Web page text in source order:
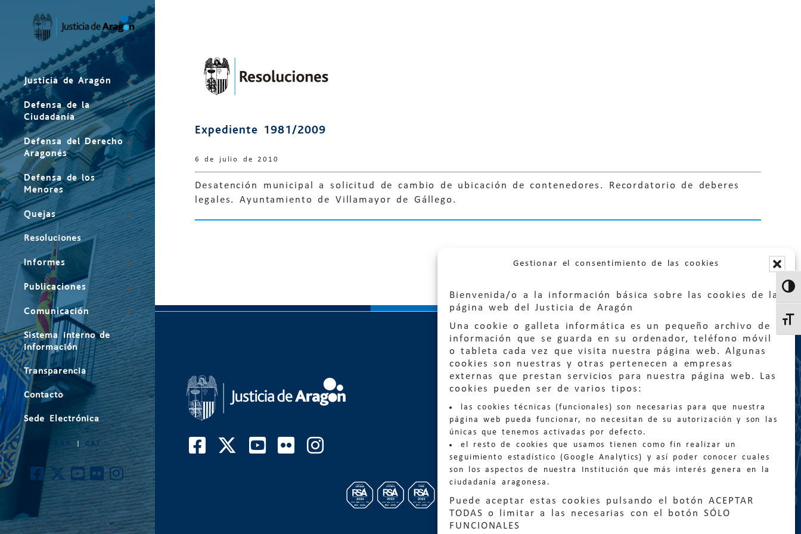
Gestionar el consentimiento de las cookies
Bienvenida/o a la información básica sobre las cookies de la
página web del Justicia de Aragón
Una cookie o galleta informática es un pequeño archivo de
información que se guarda en su ordenador, teléfono móvil
o tableta cada vez que visita nuestra página web. Algunas
cookies son nuestras y otras pertenecen a empresas
externas que prestan servicios para nuestra página web. Las
cookies pueden ser de varios tipos:
las cookies técnicas (funcionales) son necesarias para que nuestra
página web pueda funcionar, no necesitan de su autorización y son las
únicas que tenemos activadas por defecto.
el resto de cookies que usamos tienen como fin realizar un
seguimiento estadístico (Google Analytics) y así poder conocer cuales
son los aspectos de nuestra Institución que más interés genera en la
ciudadanía aragonesa.
Puede aceptar estas cookies pulsando el botón ACEPTAR
TODAS o limitar a las necesarias con el botón SÓLO
FUNCIONALES
Justicia de Aragón
Defensa de la
Ciudadanía
Defensa del Derecho
Aragonés
Defensa de los
Menores
Quejas
Resoluciones
Informes
Publicaciones
Comunicación
Sistema interno de
información
Transparencia
Contacto
Sede Electrónica
CAT
Expediente 1981/2009
6 de julio de 2010
Desatención municipal a solicitud de cambio de ubicación de contenedores. Recordatorio de deberes
legales. Ayuntamiento de Villamayor de Gállego.
Quejas:quejas@eljusticiadearagon.es
Información general:
informacion@eljusticiadearagon.es
Teléfonos: 900 210 210/ 976 399 354